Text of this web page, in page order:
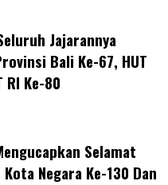
Jajarannya
Bali Ke-67, HUT
RI Ke-80
Selamat
Negara Ke-130 Dan